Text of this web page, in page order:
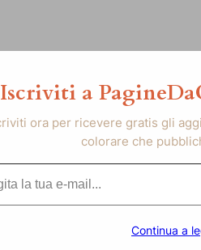
Iscriviti a
ora per ricevere gratis gli
colorare che
Continua a